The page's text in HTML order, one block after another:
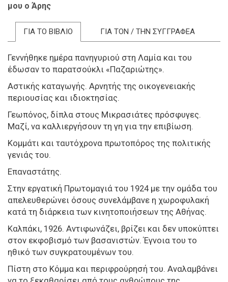
μου ο Άρης
ΓΙΑ ΤΟ ΒΙΒΛΙΟ ΓΙΑ ΤΟΝ / ΤΗΝ ΣΥΓΓΡΑΦΕΑ
Γεννήθηκε ημέρα πανηγυριού στη Λαμία και του
έδωσαν το παρατσούκλι «Παζαριώτης».
Αστικής καταγωγής. Αρνητής της οικογενειακής
περιουσίας και ιδιοκτησίας.
Γεωπόνος, δίπλα στους Μικρασιάτες πρόσφυγες.
Μαζί, να καλλιεργήσουν τη γη για την επιβίωση.
Κομμάτι και ταυτόχρονα πρωτοπόρος της πολιτικής
γενιάς του.
Επαναστάτης.
Στην εργατική Πρωτομαγιά του 1924 με την ομάδα του
απελευθερώνει όσους συνελάμβανε η χωροφυλακή
κατά τη διάρκεια των κινητοποιήσεων της Αθήνας.
Καλπάκι, 1926. Αντιφωνάζει, βρίζει και δεν υποκύπτει
στον εκφοβισμό των βασανιστών. Έγνοια του το
ηθικό των συγκρατουμένων του.
Πίστη στο Κόμμα και περιφρούρησή του. Αναλαμβάνει